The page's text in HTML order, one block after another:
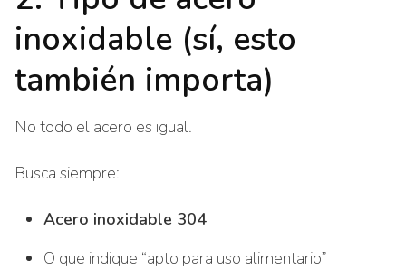
inoxidable (sí, esto
también importa)
No todo el acero es igual.
Busca siempre:
Acero inoxidable 304
O que indique “apto para uso alimentario”